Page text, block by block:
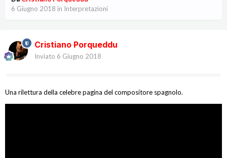
6 Giugno 2018 in Interpretazioni
Cristiano Porqueddu
Inviato 6 Giugno 2018
Una rilettura della celebre pagina del compositore spagnolo.